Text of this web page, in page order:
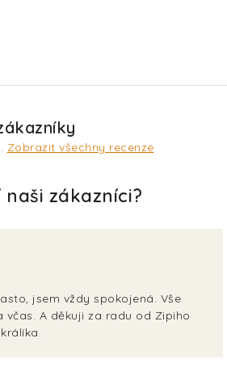
Zobrazit všechny recenze
jsem vždy spokojená. Vše
A děkuji za radu od Zipiho